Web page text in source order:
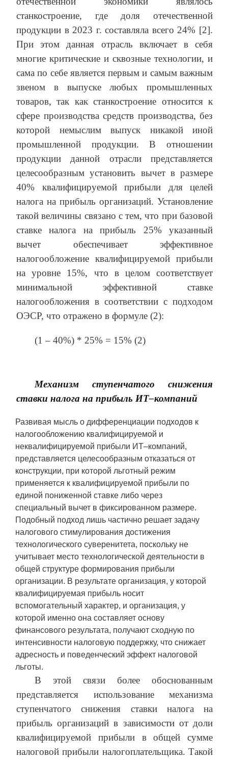
станкостроение, где доля отечественной
продукции в 2023 г. составляла всего 24% [2].
При этом данная отрасль включает в себя
многие критические и сквозные технологии, и
сама по себе является первым и самым важным
звеном в выпуске любых промышленных
товаров, так как станкостроение относится к
сфере производства средств производства, без
которой немыслим выпуск никакой иной
промышленной продукции. В отношении
продукции данной отрасли представляется
целесообразным установить вычет в размере
40% квалифицируемой прибыли для целей
налога на прибыль организаций. Установление
такой величины связано с тем, что при базовой
ставке налога на прибыль 25% указанный
вычет обеспечивает эффективное
налогообложение квалифицируемой прибыли
на уровне 15%, что в целом соответствует
минимальной эффективной ставке
налогообложения в соответствии с подходом
ОЭСР, что отражено в формуле (2):
(1 – 40%) * 25% = 15% (2)
Механизм ступенчатого снижения
ставки налога на прибыль ИТ–компаний
Развивая мысль о дифференциации подходов к
налогообложению квалифицируемой и
неквалифицируемой прибыли ИТ–компаний,
представляется целесообразным отказаться от
конструкции, при которой льготный режим
применяется к квалифицируемой прибыли по
единой пониженной ставке либо через
специальный вычет в фиксированном размере.
Подобный подход лишь частично решает задачу
налогового стимулирования достижения
технологического суверенитета, поскольку не
учитывает место технологической деятельности в
общей структуре формирования прибыли
организации. В результате организация, у которой
квалифицируемая прибыль носит
вспомогательный характер, и организация, у
которой именно она составляет основу
финансового результата, получают сходную по
интенсивности налоговую поддержку, что снижает
адресность и поведенческий эффект налоговой
льготы.
В этой связи более обоснованным
представляется использование механизма
ступенчатого снижения ставки налога на
прибыль организаций в зависимости от доли
квалифицируемой прибыли в общей сумме
налоговой прибыли налогоплательщика. Такой